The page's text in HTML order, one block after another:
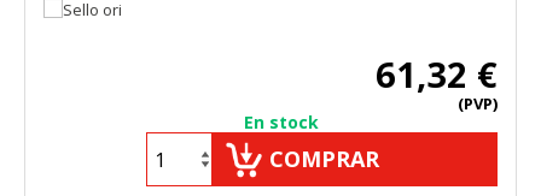
61,32 €
(PVP)
En stock
COMPRAR